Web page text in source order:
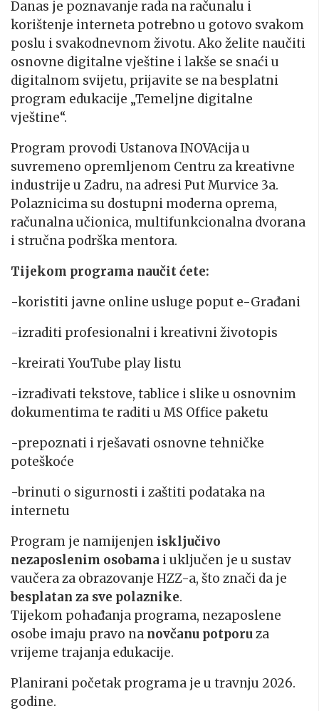
Danas je poznavanje rada na računalu i
korištenje interneta potrebno u gotovo svakom
poslu i svakodnevnom životu. Ako želite naučiti
osnovne digitalne vještine i lakše se snaći u
digitalnom svijetu, prijavite se na besplatni
program edukacije „Temeljne digitalne
vještine“.
Program provodi Ustanova INOVAcija u
suvremeno opremljenom Centru za kreativne
industrije u Zadru, na adresi Put Murvice 3a.
Polaznicima su dostupni moderna oprema,
računalna učionica, multifunkcionalna dvorana
i stručna podrška mentora.
Tijekom programa naučit ćete:
-koristiti javne online usluge poput e-Građani
-izraditi profesionalni i kreativni životopis
-kreirati YouTube play listu
-izrađivati tekstove, tablice i slike u osnovnim
dokumentima te raditi u MS Office paketu
-prepoznati i rješavati osnovne tehničke
poteškoće
-brinuti o sigurnosti i zaštiti podataka na
internetu
Program je namijenjen isključivo
nezaposlenim osobama i uključen je u sustav
vaučera za obrazovanje HZZ-a, što znači da je
besplatan za sve polaznike.
Tijekom pohađanja programa, nezaposlene
osobe imaju pravo na novčanu potporuza
vrijeme trajanja edukacije.
Planirani početak programa je u travnju 2026.
godine.